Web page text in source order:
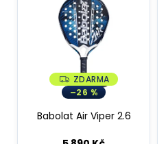
Z
D
A
M
ZDARMA
–26 %
Babolat Air Viper 2.6